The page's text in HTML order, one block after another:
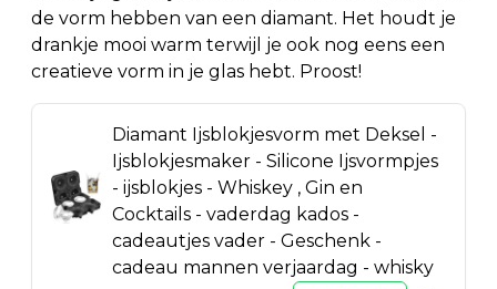
de vorm hebben van een diamant. Het houdt je
drankje mooi warm terwijl je ook nog eens een
creatieve vorm in je glas hebt. Proost!
Diamant Ijsblokjesvorm met Deksel -
Ijsblokjesmaker - Silicone Ijsvormpjes
- ijsblokjes - Whiskey , Gin en
Cocktails - vaderdag kados -
cadeautjes vader - Geschenk -
cadeau mannen verjaardag - whisky